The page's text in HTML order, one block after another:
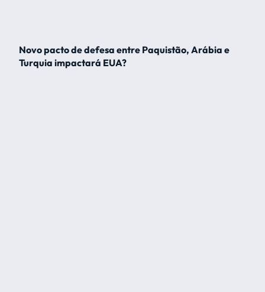
Novo pacto de defesa entre Paquistão, Arábia e
Turquia impactará EUA?